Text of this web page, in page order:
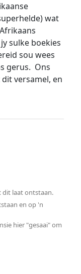
wat
sulke boekies
sou wees
gerus. Ons
versamel, en
dit laat ontstaan.
en op 'n
hier "gesaai" om